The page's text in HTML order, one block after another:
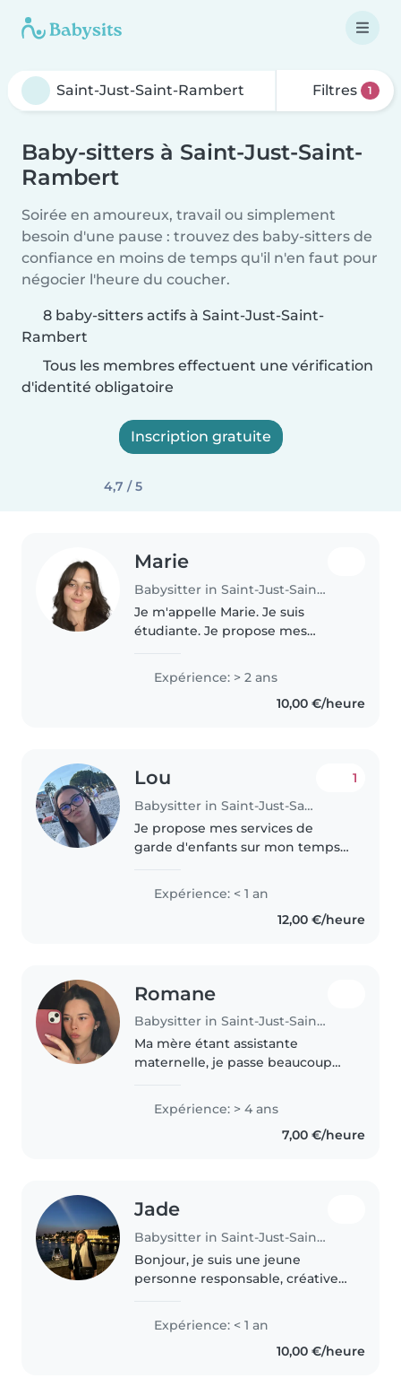
Filtres 1
Baby-sitters à Saint-Just-Saint-
Rambert
Soirée en amoureux, travail ou simplement
besoin d'une pause : trouvez des baby-sitters de
confiance en moins de temps qu'il n'en faut pour
négocier l'heure du coucher.
8 baby-sitters actifs à Saint-Just-Saint-
Rambert
Tous les membres effectuent une vérification
d'identité obligatoire
Inscription gratuite
4,7 / 5
Marie
Babysitter in Saint-Just-Saint-Rambert
Je m'appelle Marie. Je suis
étudiante. Je propose mes
Sérieuse, ponctuelle et
attentionnée. J'aime m'occuper
des enfants et veiller à leur bien-
Expérience: > 2 ans
10,00 €/heure
Lou
Babysitter in Saint-Just-Saint-Rambert
1
Je propose mes services de
garde d'enfants sur mon temps
pendant les vacances scolaires :
sorties au cinéma, restaurants,..
Expérience: < 1 an
12,00 €/heure
Romane
Babysitter in Saint-Just-Saint-Rambert
Ma mère étant assistante
maternelle, je passe beaucoup
tout âge, je m'engage à garder
vos enfants en premier lieu par
plaisir. Je suis quelqu'un
Expérience: > 4 ans
7,00 €/heure
Jade
Babysitter in Saint-Just-Saint-Rambert
Bonjour, je suis une jeune
personne responsable, créative
s'occuper de vos enfants. Bien
que je débute dans la garde
d'enfants, je suis certifiée en
Expérience: < 1 an
10,00 €/heure